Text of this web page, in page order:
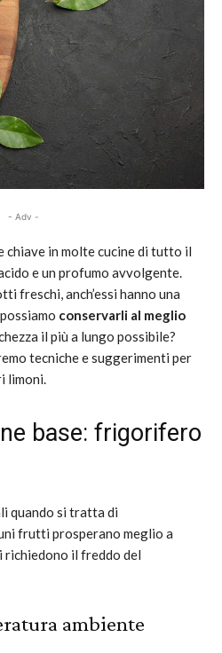
- Adv -
chiave in molte cucine di tutto il
e un profumo avvolgente.
freschi, anch’essi hanno una
conservarli al meglio
il più a lungo possibile?
tecniche e suggerimenti per
limoni.
base: frigorifero
quando si tratta di
frutti prosperano meglio a
il freddo del
ambiente